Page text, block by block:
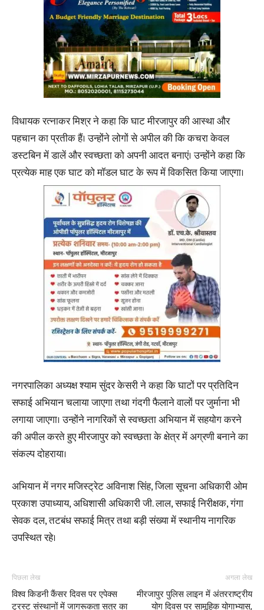
विधायक रत्नाकर मिश्र ने कहा कि घाट मीरजापुर की आस्था और
पहचान का प्रतीक हैं। उन्होंने लोगों से अपील की कि कचरा केवल
डस्टबिन में डालें और स्वच्छता को अपनी आदत बनाएं। उन्होंने कहा कि
प्रत्येक माह एक घाट को मॉडल घाट के रूप में विकसित किया जाएगा।
नगरपालिका अध्यक्ष श्याम सुंदर केसरी ने कहा कि घाटों पर प्रतिदिन
सफाई अभियान चलाया जाएगा तथा गंदगी फैलाने वालों पर जुर्माना भी
लगाया जाएगा। उन्होंने नागरिकों से स्वच्छता अभियान में सहयोग करने
की अपील करते हुए मीरजापुर को स्वच्छता के क्षेत्र में अग्रणी बनाने का
संकल्प दोहराया।
अभियान में नगर मजिस्ट्रेट अविनाश सिंह, जिला सूचना अधिकारी ओम
प्रकाश उपाध्याय, अधिशासी अधिकारी जी. लाल, सफाई निरीक्षक, गंगा
सेवक दल, तटबंध सफाई मित्र तथा बड़ी संख्या में स्थानीय नागरिक
उपस्थित रहे।
पिछला लेख
विश्व किडनी कैंसर दिवस पर एपेक्स
ट्रस्ट संस्थानों में जागरूकता सत्र का
अगला लेख
मीरजापुर पुलिस लाइन में अंतरराष्ट्रीय
योग दिवस पर सामूहिक योगाभ्यास,